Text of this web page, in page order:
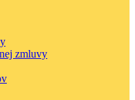
zmluvy